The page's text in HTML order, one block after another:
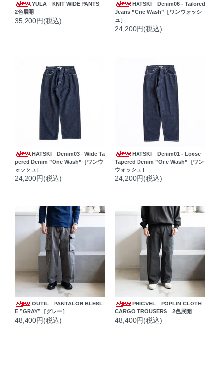
YULA KNIT WIDE PANTS
2色展開
35,200円(税込)
HATSKI Denim06 - Tailored
Jeans ”One Wash”［ワンウォッシ
ュ］
24,200円(税込)
HATSKI Denim03 - Wide Ta
pered Denim ”One Wash”［ワンウ
ォッシュ］
24,200円(税込)
HATSKI Denim01 - Loose
Tapered Denim ”One Wash”［ワン
ウォッシュ］
24,200円(税込)
OUTIL PANTALON BLESL
E ”GRAY”［グレー］
48,400円(税込)
PHIGVEL POPLIN CLOTH
CARGO TROUSERS 2色展開
48,400円(税込)